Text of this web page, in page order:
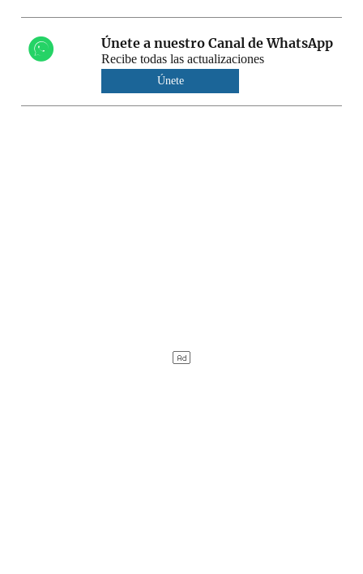
Únete a nuestro Canal de WhatsApp
Recibe todas las actualizaciones
Únete